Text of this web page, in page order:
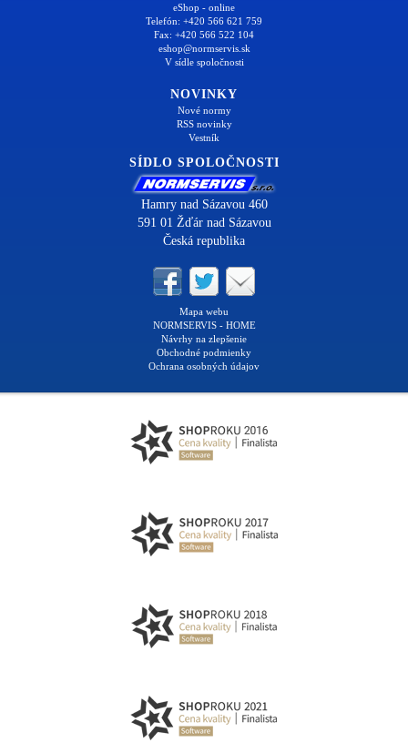
eShop - online
Telefón: +420 566 621 759
Fax: +420 566 522 104
eshop@normservis.sk
V sídle spoločnosti
NOVINKY
Nové normy
RSS novinky
Vestník
SÍDLO SPOLOČNOSTI
Hamry nad Sázavou 460
591 01 Žďár nad Sázavou
Česká republika
Mapa webu
NORMSERVIS - HOME
Návrhy na zlepšenie
Obchodné podmienky
Ochrana osobných údajov